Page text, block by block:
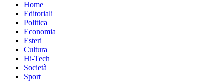
Home
Editoriali
Politica
Economia
Esteri
Cultura
Hi-Tech
Società
Sport